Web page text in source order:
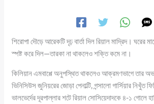
শিরোপা দৌড়ে আরেকটি দৃঢ় বার্তা দিল রিয়াল মাদ্রিদ। ঘরের
স্পষ্ট করে দিল—তারকা না থাকলেও শক্তি কমে না।
কিলিয়ান এমবাপ্পে অনুপস্থিত থাকলেও আক্রমণভাগে তার
ভিনিসিউস জুনিয়রের জোড়া পেনাল্টি, গন্সালো গার্সিয়ার নিখুঁত
ভালভের্দের দূরপাল্লার শটে রিয়াল সোসিয়েদাদকে ৪-১ গোলে